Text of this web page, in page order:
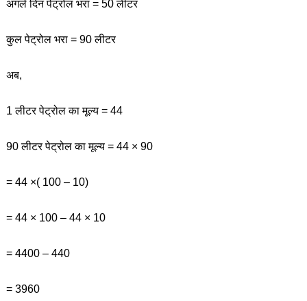
अगले दिन पेट्रोल भरा = 50 लीटर
कुल पेट्रोल भरा = 90 लीटर
अब,
1 लीटर पेट्रोल का मूल्य = 44
90 लीटर पेट्रोल का मूल्य = 44 × 90
= 44 ×( 100 – 10)
= 44 × 100 – 44 × 10
= 4400 – 440
= 3960